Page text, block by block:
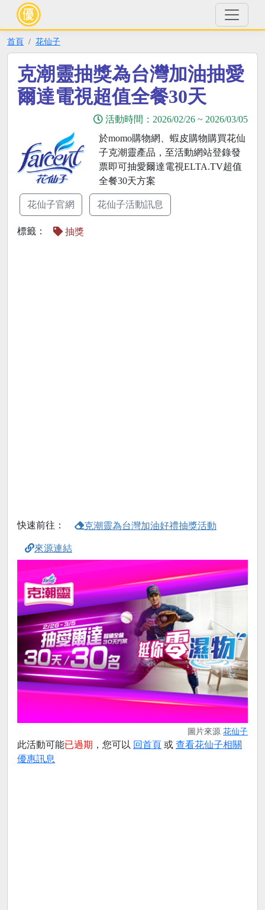
首頁 花仙子
克潮靈抽獎為台灣加油抽愛
爾達電視超值全餐30天
活動時間： 2026/02/26 ~ 2026/03/05
於momo購物網、蝦皮購物購買花仙
子克潮靈產品，至活動網站登錄發
票即可抽愛爾達電視ELTA.TV超值
全餐30天方案
花仙子官網 花仙子活動訊息
標籤： 抽獎
快速前往： 克潮靈為台灣加油好禮抽獎活動
來源連結
圖片來源 花仙子
此活動可能已過期 ，您可以 回首頁 或 查看花仙子相關
優惠訊息